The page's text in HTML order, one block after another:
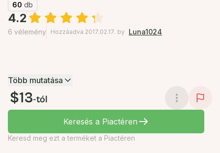
60 db
4.2
6 vélemény Hozzáadva 2017.02.17. by Luna1024
Több mutatása
$13-tól
Keresés a Piactéren
Keresd meg ezt a terméket a Piactéren